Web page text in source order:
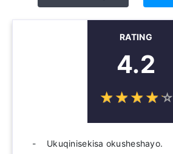
RATING
4.2
☆☆☆☆☆
★★★★★
Ukuqinisekisa okusheshayo.